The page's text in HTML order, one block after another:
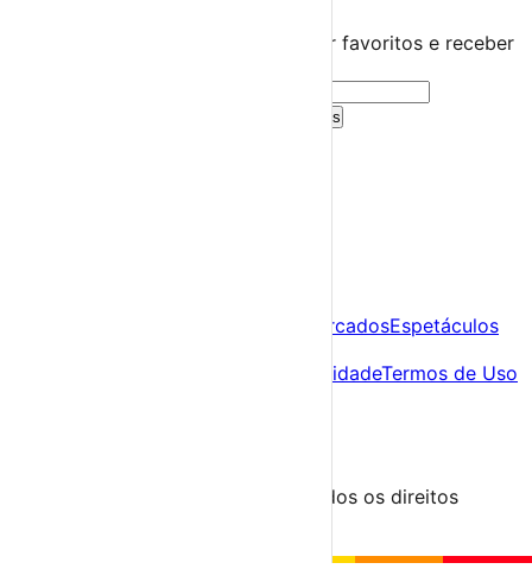
Cria uma conta gratuita para guardar favoritos e receber
Criar Conta Grátis
Feiras e MercadosEspetáculos
Política de PrivacidadeTermos de Uso
© 2023-2026 aondevamos.pt — Todos os direitos